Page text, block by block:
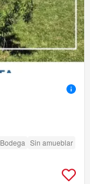
Bodega Sin amueblar